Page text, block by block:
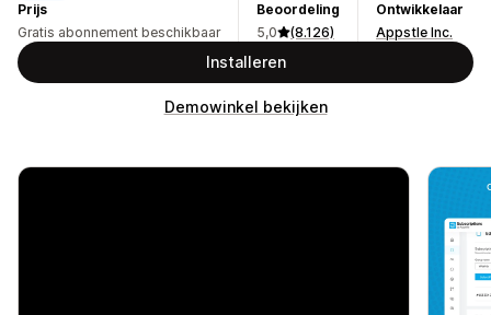
Prijs
Gratis abonnement beschikbaar
Beoordeling
5,0
(8.126)
Ontwikkelaar
Appstle Inc.
Installeren
Demowinkel bekijken